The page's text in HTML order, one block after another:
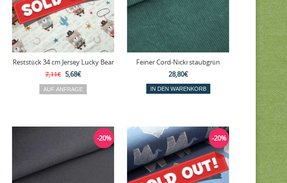
Reststück 34 cm Jersey Lucky Bear
7,11€ 5,68€
Feiner Cord-Nicki staubgrün
28,80€
-20% -20%